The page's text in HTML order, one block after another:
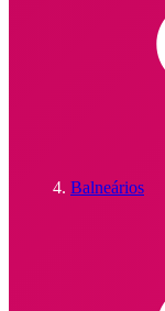
Balneários